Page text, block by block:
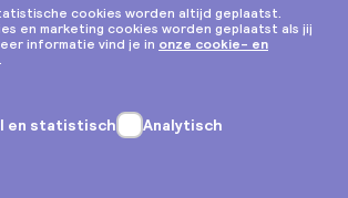
Privacy & cookies
Algemene voorwaarden